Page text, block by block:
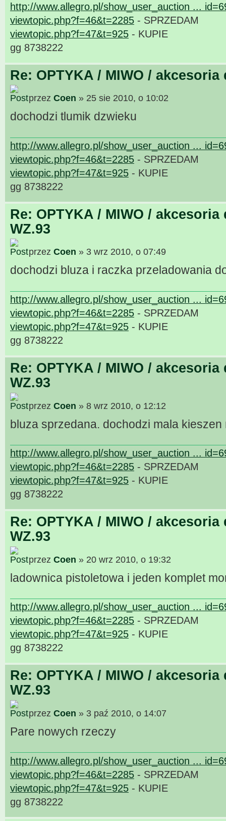
http://www.allegro.pl/show_user_auction ...
viewtopic.php?f=46&t=2285 - SPRZEDAM
viewtopic.php?f=47&t=925 - KUPIE
gg 8738222
Re: OPTYKA / MIWO / akcesoria
przez Coen » 25 sie 2010, o 10:02
dochodzi tlumik dzwieku
http://www.allegro.pl/show_user_auction ...
viewtopic.php?f=46&t=2285 - SPRZEDAM
viewtopic.php?f=47&t=925 - KUPIE
gg 8738222
Re: OPTYKA / MIWO / akcesoria
WZ.93
przez Coen » 3 wrz 2010, o 07:49
dochodzi bluza i raczka przeladowania
http://www.allegro.pl/show_user_auction ...
viewtopic.php?f=46&t=2285 - SPRZEDAM
viewtopic.php?f=47&t=925 - KUPIE
gg 8738222
Re: OPTYKA / MIWO / akcesoria
WZ.93
przez Coen » 8 wrz 2010, o 12:12
bluza sprzedana. dochodzi mala kieszen
http://www.allegro.pl/show_user_auction ...
viewtopic.php?f=46&t=2285 - SPRZEDAM
viewtopic.php?f=47&t=925 - KUPIE
gg 8738222
Re: OPTYKA / MIWO / akcesoria
WZ.93
przez Coen » 20 wrz 2010, o 19:32
ladownica pistoletowa i jeden komplet
http://www.allegro.pl/show_user_auction ...
viewtopic.php?f=46&t=2285 - SPRZEDAM
viewtopic.php?f=47&t=925 - KUPIE
gg 8738222
Re: OPTYKA / MIWO / akcesoria
WZ.93
przez Coen » 3 paź 2010, o 14:07
Pare nowych rzeczy
http://www.allegro.pl/show_user_auction ...
viewtopic.php?f=46&t=2285 - SPRZEDAM
viewtopic.php?f=47&t=925 - KUPIE
gg 8738222